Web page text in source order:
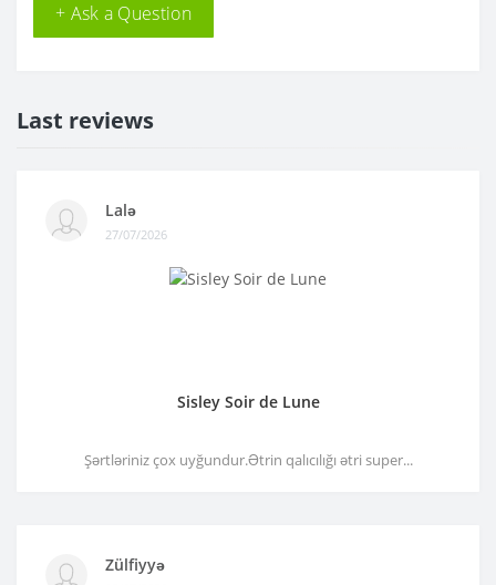
+ Ask a Question
Last reviews
Lalə
27/07/2026
Sisley Soir de Lune
Şərtləriniz çox uyğundur.Ətrin qalıcılığı ətri super...
Zülfiyyə